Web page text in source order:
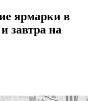
ярмарки в
завтра на